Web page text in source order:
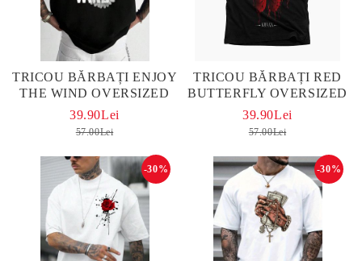
TRICOU BĂRBAȚI ENJOY
THE WIND OVERSIZED
39.90Lei
57.00Lei
TRICOU BĂRBAȚI RED
BUTTERFLY OVERSIZED
39.90Lei
57.00Lei
-30% -30%